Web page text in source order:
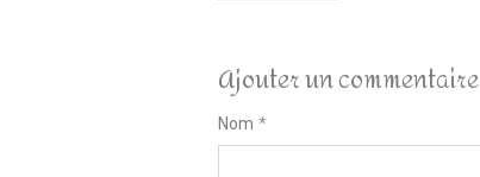
Ajouter un commentaire
Nom